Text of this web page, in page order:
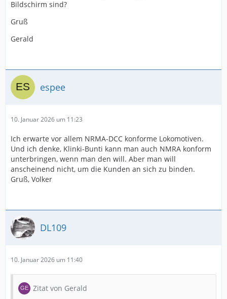
Bildschirm sind?
Gruß
Gerald
espee
10. Januar 2026 um 11:23
Ich erwarte vor allem NRMA-DCC konforme Lokomotiven.
Und ich denke, Klinki-Bunti kann man auch NMRA konform
unterbringen, wenn man den will. Aber man will
anscheinend nicht, um die Kunden an sich zu binden.
Gruß, Volker
DL109
10. Januar 2026 um 11:40
Zitat von Gerald